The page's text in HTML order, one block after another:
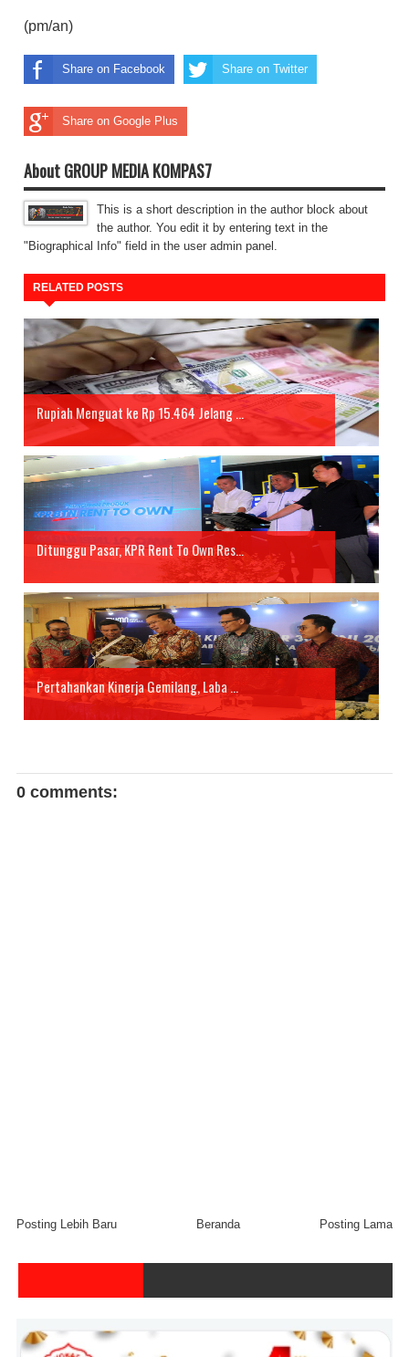
(pm/an)
Share on Facebook Share on Twitter
Share on Google Plus
About GROUP MEDIA KOMPAS7
This is a short description in the author block about
the author. You edit it by entering text in the
"Biographical Info" field in the user admin panel.
RELATED POSTS
Rupiah Menguat ke Rp 15.464 Jelang ...
Ditunggu Pasar, KPR Rent To Own Res...
Pertahankan Kinerja Gemilang, Laba ...
0 comments:
Posting Lebih Baru Posting Lama
Beranda